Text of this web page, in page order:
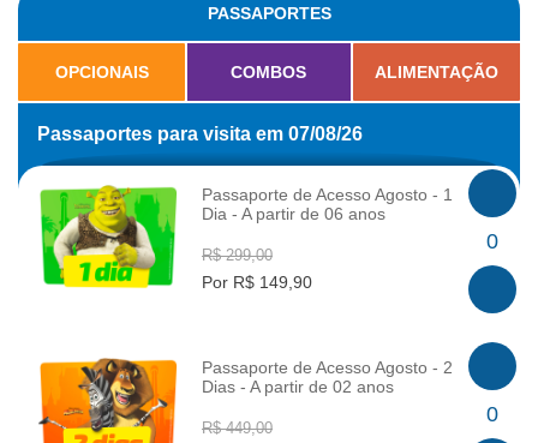
PASSAPORTES
OPCIONAIS COMBOS ALIMENTAÇÃO
Passaportes para visita em 07/08/26
INFO
Passaporte de Acesso Agosto - 1
Dia - A partir de 06 anos
R$ 299,00
Por R$ 149,90
0
INFO
Passaporte de Acesso Agosto - 2
Dias - A partir de 02 anos
R$ 449,00
0